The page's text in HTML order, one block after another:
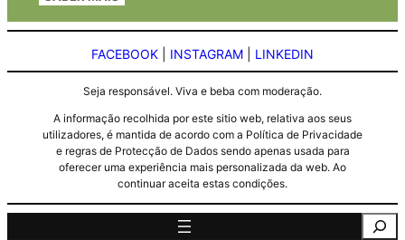
FACEBOOK INSTAGRAM LINKEDIN
Seja responsável. Viva e beba com moderação.
A informação recolhida por este sitio web, relativa aos seus
utilizadores, é mantida de acordo com a Política de Privacidade
e regras de Protecção de Dados sendo apenas usada para
oferecer uma experiência mais personalizada da web. Ao
continuar aceita estas condições.